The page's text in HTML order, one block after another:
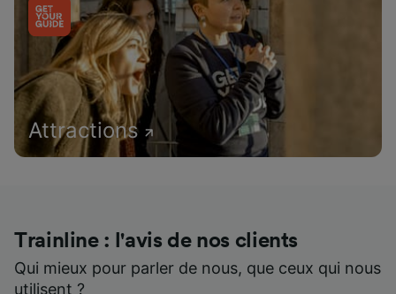
Attractions
Trainline : l'avis de nos clients
Qui mieux pour parler de nous, que ceux qui nous
utilisent ?